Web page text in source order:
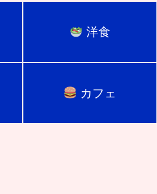
洋食
カフェ